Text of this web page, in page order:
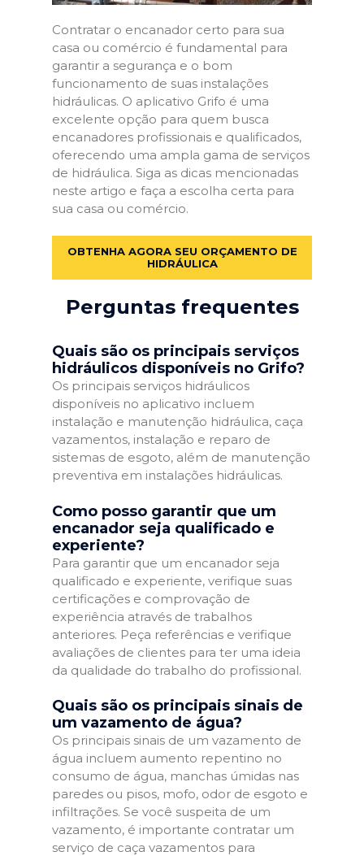
Contratar o encanador certo para sua
casa ou comércio é fundamental para
garantir a segurança e o bom
funcionamento de suas instalações
hidráulicas. O aplicativo Grifo é uma
excelente opção para quem busca
encanadores profissionais e qualificados,
oferecendo uma ampla gama de serviços
de hidráulica. Siga as dicas mencionadas
neste artigo e faça a escolha certa para
sua casa ou comércio.
OBTENHA AGORA SEU ORÇAMENTO DE
HIDRÁULICA
Perguntas frequentes
Quais são os principais serviços
hidráulicos disponíveis no Grifo?
Os principais serviços hidráulicos
disponíveis no aplicativo incluem
instalação e manutenção hidráulica, caça
vazamentos, instalação e reparo de
sistemas de esgoto, além de manutenção
preventiva em instalações hidráulicas.
Como posso garantir que um
encanador seja qualificado e
experiente?
Para garantir que um encanador seja
qualificado e experiente, verifique suas
certificações e comprovação de
experiência através de trabalhos
anteriores. Peça referências e verifique
avaliações de clientes para ter uma ideia
da qualidade do trabalho do profissional.
Quais são os principais sinais de
um vazamento de água?
Os principais sinais de um vazamento de
água incluem aumento repentino no
consumo de água, manchas úmidas nas
paredes ou pisos, mofo, odor de esgoto e
infiltrações. Se você suspeita de um
vazamento, é importante contratar um
serviço de caça vazamentos para